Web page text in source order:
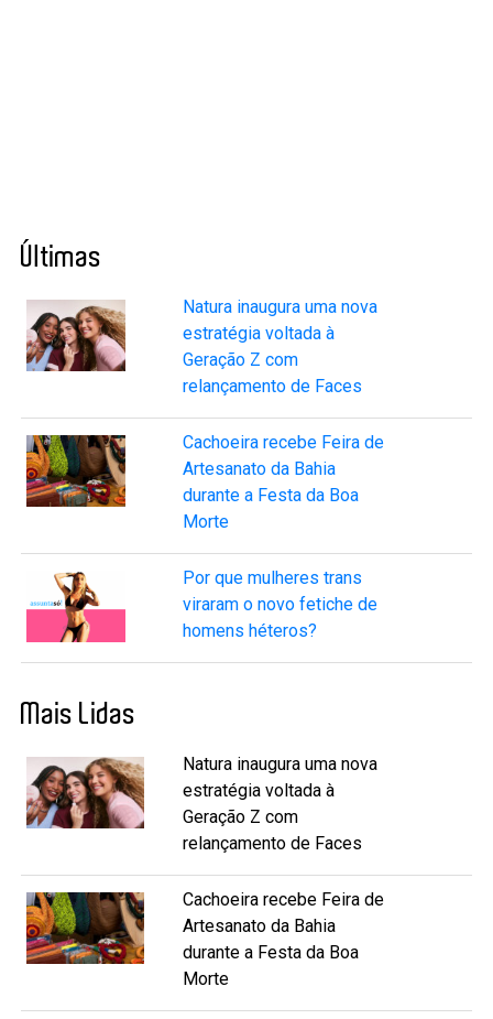
Últimas
Natura inaugura uma nova
estratégia voltada à
Geração Z com
relançamento de Faces
Cachoeira recebe Feira de
Artesanato da Bahia
durante a Festa da Boa
Morte
Por que mulheres trans
viraram o novo fetiche de
homens héteros?
Mais Lidas
Natura inaugura uma nova
estratégia voltada à
Geração Z com
relançamento de Faces
Cachoeira recebe Feira de
Artesanato da Bahia
durante a Festa da Boa
Morte